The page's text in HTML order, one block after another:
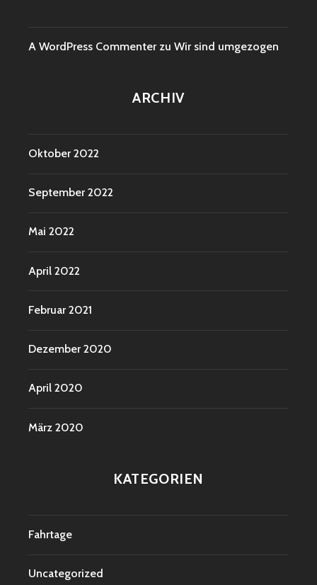
A WordPress Commenter zu Wir sind umgezogen
ARCHIV
Oktober 2022
September 2022
Mai 2022
April 2022
Februar 2021
Dezember 2020
April 2020
März 2020
KATEGORIEN
Fahrtage
Uncategorized